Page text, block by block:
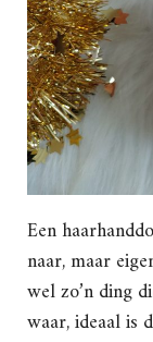
Een
naar, maar
wel zo’n ding
waar, ideaal is